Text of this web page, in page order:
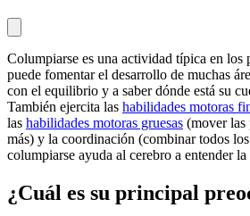
Columpiarse es una actividad típica en los
puede fomentar el desarrollo de muchas
con el equilibrio y a saber dónde está su
También ejercita las habilidades motoras
las habilidades motoras gruesas (mover las
más) y la coordinación (combinar todos
columpiarse ayuda al cerebro a entender
¿Cuál es su principal